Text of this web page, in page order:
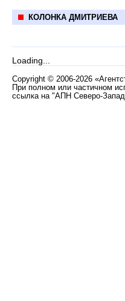
КОЛОНКА ДМИТРИЕВА
Loading...
Copyright © 2006-2026
При полном или частичном
ссылка на "АПН Северо-